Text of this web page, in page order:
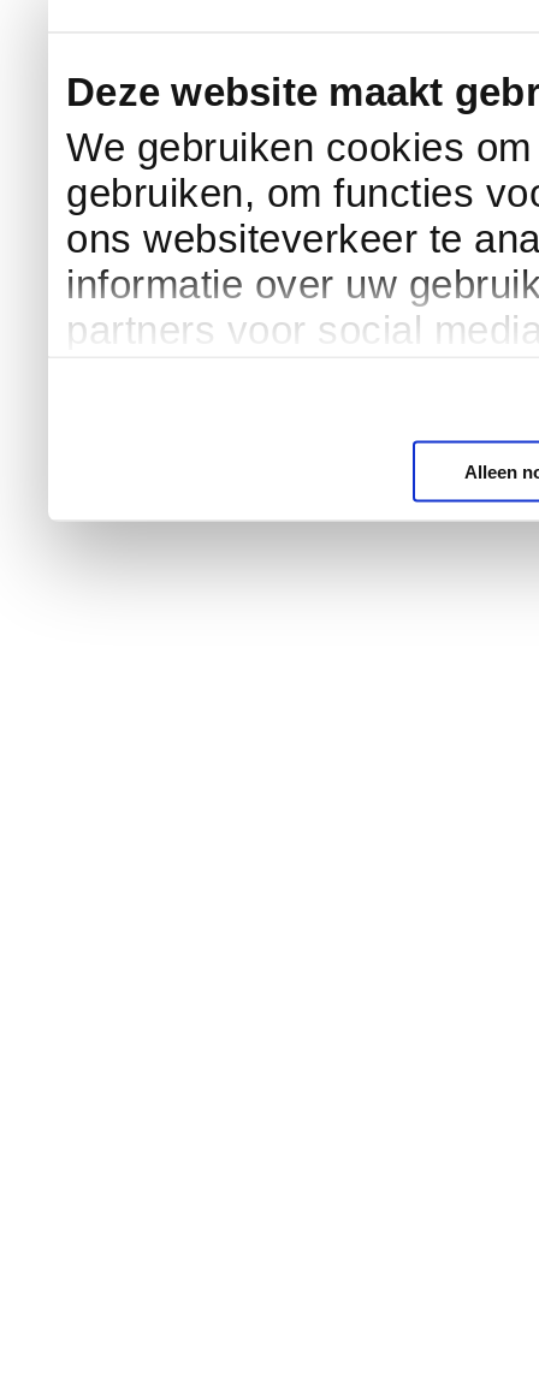
Deze website maakt
We gebruiken cookies
gebruiken, om functies
ons websiteverkeer te
informatie over uw
partners voor social
Alleen